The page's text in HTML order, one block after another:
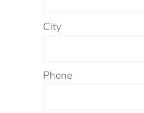
City
Phone